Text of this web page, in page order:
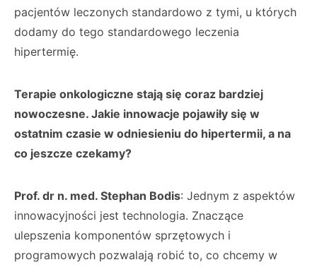
pacjentów leczonych standardowo z tymi, u których
dodamy do tego standardowego leczenia
hipertermię.
Terapie onkologiczne stają się coraz bardziej
nowoczesne. Jakie innowacje pojawiły się w
ostatnim czasie w odniesieniu do hipertermii, a na
co jeszcze czekamy?
Prof. dr n. med. Stephan Bodis: Jednym z aspektów
innowacyjności jest technologia. Znaczące
ulepszenia komponentów sprzętowych i
programowych pozwalają robić to, co chcemy w